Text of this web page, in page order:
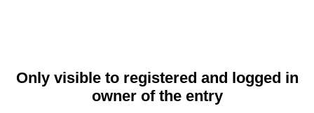
Only visible to registered and logged in
owner of the entry